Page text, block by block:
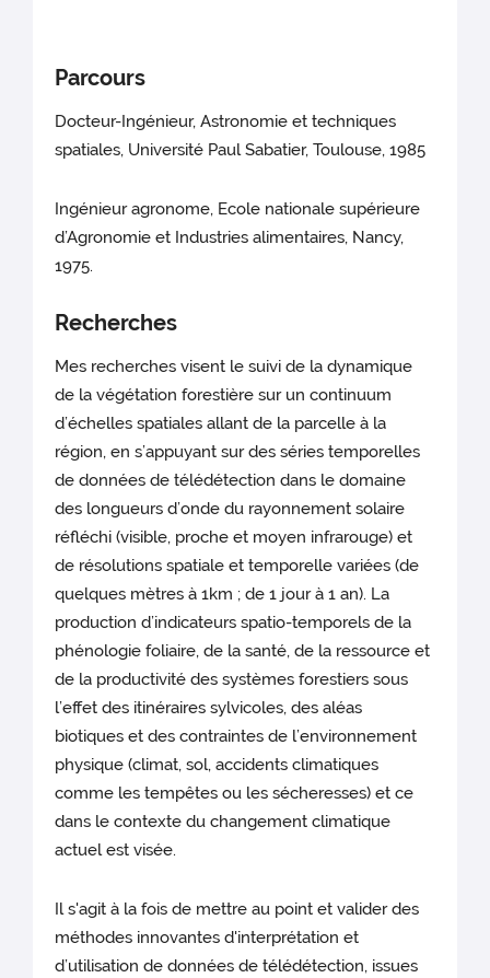
Parcours
Docteur-Ingénieur, Astronomie et techniques
spatiales, Université Paul Sabatier, Toulouse, 1985
Ingénieur agronome, Ecole nationale supérieure
d’Agronomie et Industries alimentaires, Nancy,
1975.
Recherches
Mes recherches visent le suivi de la dynamique
de la végétation forestière sur un continuum
d’échelles spatiales allant de la parcelle à la
région, en s’appuyant sur des séries temporelles
de données de télédétection dans le domaine
des longueurs d’onde du rayonnement solaire
réfléchi (visible, proche et moyen infrarouge) et
de résolutions spatiale et temporelle variées (de
quelques mètres à 1km ; de 1 jour à 1 an). La
production d’indicateurs spatio-temporels de la
phénologie foliaire, de la santé, de la ressource et
de la productivité des systèmes forestiers sous
l’effet des itinéraires sylvicoles, des aléas
biotiques et des contraintes de l’environnement
physique (climat, sol, accidents climatiques
comme les tempêtes ou les sécheresses) et ce
dans le contexte du changement climatique
actuel est visée.
Il s'agit à la fois de mettre au point et valider des
méthodes innovantes d'interprétation et
d’utilisation de données de télédétection, issues